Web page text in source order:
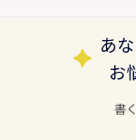
あ
お
書